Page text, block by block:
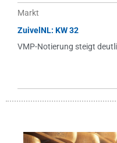
Markt
ZuivelNL: KW 32
VMP-Notierung steigt